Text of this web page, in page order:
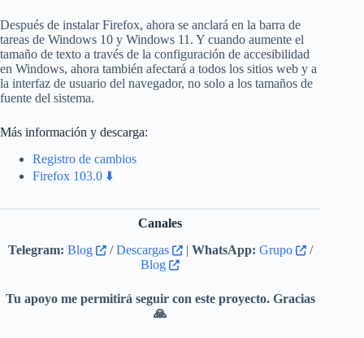
Después de instalar Firefox, ahora se anclará en la barra de
tareas de Windows 10 y Windows 11. Y cuando aumente el
tamaño de texto a través de la configuración de accesibilidad
en Windows, ahora también afectará a todos los sitios web y a
la interfaz de usuario del navegador, no solo a los tamaños de
fuente del sistema.
Más información y descarga:
Registro de cambios
Firefox 103.0 ⬇️
Canales
Telegram: Blog /Descargas | WhatsApp: Grupo
/
Blog
Tu apoyo me permitirá seguir con este proyecto. Gracias
🙏